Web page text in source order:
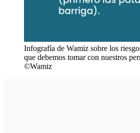
Infografía de Wamiz sobre los
que debemos tomar con nuestros
©Wamiz